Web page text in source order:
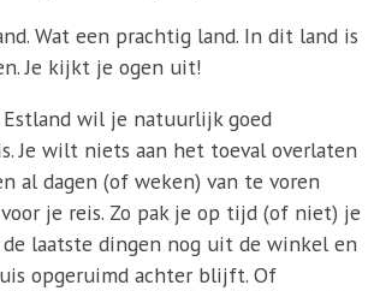
Wat een prachtig land. In dit land is
Je kijkt je ogen uit!
Estland wil je natuurlijk goed
Je wilt niets aan het toeval overlaten
al dagen (of weken) van te voren
je reis. Zo pak je op tijd (of niet) je
laatste dingen nog uit de winkel en
opgeruimd achter blijft. Of